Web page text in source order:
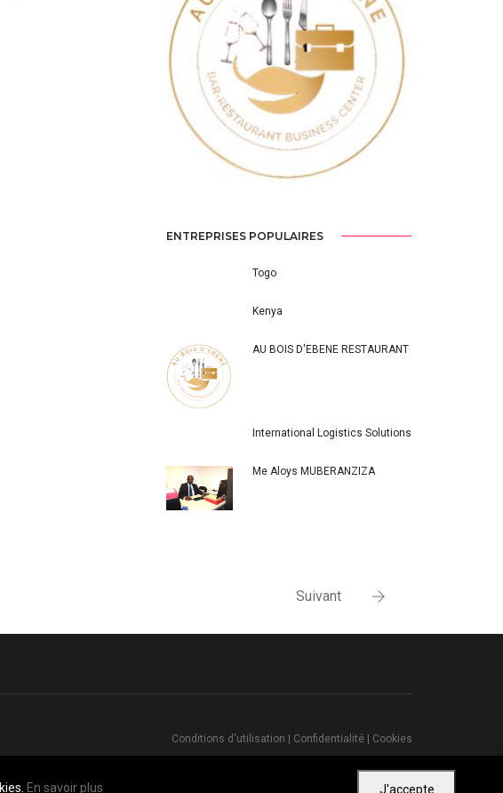
Previous Next
ENTREPRISES POPULAIRES
Togo
Kenya
AU BOIS D'EBENE RESTAURANT
International Logistics Solutions
Me Aloys MUBERANZIZA
Suivant
En savoir plus J'accepte
Conditions d'utilisation | Confidentialité | Cookies